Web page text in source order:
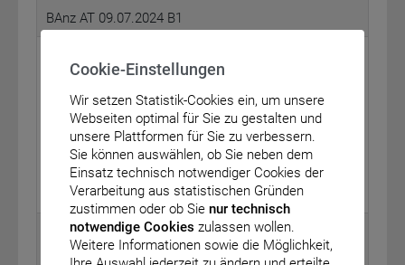
BAnz AT 09.07.2024 B1
Bekanntmachung der Generaldirektion
Wasserstraßen und Schifffahrt Außenstelle Nord zur
Seeschifffahrtsstraßen-Ordnung
vom: 19. Juni 2024
BAnz AT 09.07.2024 B2
Umweltbundesamt
Cookie-Einstellungen
Wir setzen Statistik-Cookies ein, um unsere
Webseiten optimal für Sie zu gestalten und
unsere Plattformen für Sie zu verbessern.
Sie können auswählen, ob Sie neben dem
Einsatz technisch notwendiger Cookies der
Verarbeitung aus statistischen Gründen
zustimmen oder ob Sie nur technisch
notwendige Cookies zulassen wollen.
Weitere Informationen sowie die Möglichkeit,